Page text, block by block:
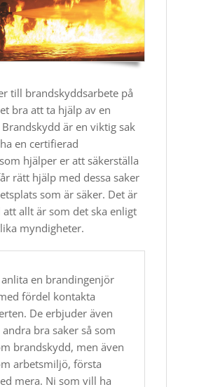
till brandskyddsarbete på
bra att ta hjälp av en
är en viktig sak
en certifierad
hjälper er att säkerställa
rätt hjälp med dessa saker
som är säker. Det är
allt är som det ska enligt
myndigheter.
en brandingenjör
fördel kontakta
De erbjuder även
bra saker så som
brandskydd, men även
arbetsmiljö, första
mera. Ni som vill ha